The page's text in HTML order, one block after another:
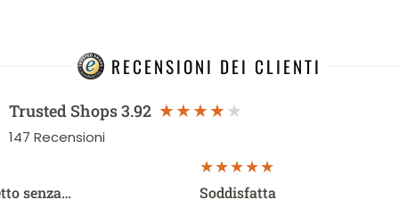
RECENSIONI DEI CLIENTI
Trusted Shops3.92
147 Recensioni
senza… Soddisfatta